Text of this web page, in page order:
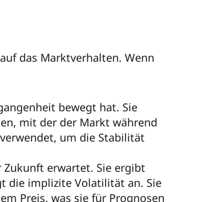
das Marktverhalten. Wenn
bewegt hat. Sie
mit der der Markt während
um die Stabilität
erwartet. Sie ergibt
die implizite Volatilität an. Sie
Preis, was sie für Prognosen